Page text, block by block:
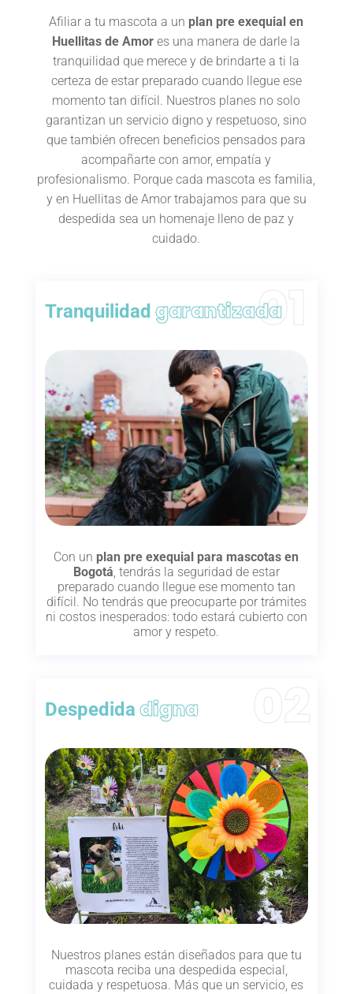
Afiliar a tu mascota a un plan pre exequial en
Huellitas de Amor es una manera de darle la
tranquilidad que merece y de brindarte a ti la
certeza de estar preparado cuando llegue ese
momento tan difícil. Nuestros planes no solo
garantizan un servicio digno y respetuoso, sino
que también ofrecen beneficios pensados para
acompañarte con amor, empatía y
profesionalismo. Porque cada mascota es familia,
y en Huellitas de Amor trabajamos para que su
despedida sea un homenaje lleno de paz y
cuidado.
Tranquilidad garantizada
Con un plan pre exequial para mascotas en
Bogotá, tendrás la seguridad de estar
preparado cuando llegue ese momento tan
difícil. No tendrás que preocuparte por trámites
ni costos inesperados: todo estará cubierto con
amor y respeto.
Despedida digna
Nuestros planes están diseñados para que tu
mascota reciba una despedida especial,
cuidada y respetuosa. Más que un servicio, es